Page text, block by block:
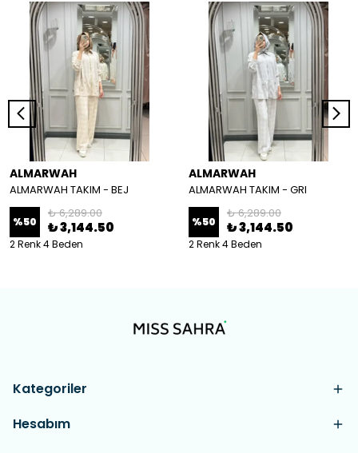
ALMARWAH
ALMARWAH TAKIM - BEJ
%50
₺ 6,289.00
₺ 3,144.50
2 Renk 4 Beden
ALMARWAH
ALMARWAH TAKIM - GRI
%50
₺ 6,289.00
₺ 3,144.50
2 Renk 4 Beden
Kategoriler
Hesabım